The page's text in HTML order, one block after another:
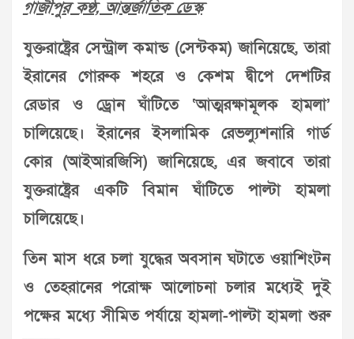
গাজীপুর কণ্ঠ, আন্তর্জাতিক ডেস্ক
যুক্তরাষ্ট্রের সেন্ট্রাল কমান্ড (সেন্টকম) জানিয়েছে, তারা
ইরানের গোরুক শহরে ও কেশম দ্বীপে দেশটির
রেডার ও ড্রোন ঘাঁটিতে ‘আত্মরক্ষামূলক হামলা’
চালিয়েছে। ইরানের ইসলামিক রেভল্যুশনারি গার্ড
কোর (আইআরজিসি) জানিয়েছে, এর জবাবে তারা
যুক্তরাষ্ট্রের একটি বিমান ঘাঁটিতে পাল্টা হামলা
চালিয়েছে।
তিন মাস ধরে চলা যুদ্ধের অবসান ঘটাতে ওয়াশিংটন
ও তেহরানের পরোক্ষ আলোচনা চলার মধ্যেই দুই
পক্ষের মধ্যে সীমিত পর্যায়ে হামলা-পাল্টা হামলা শুরু